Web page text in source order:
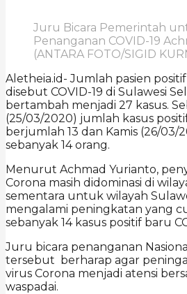
Juru Bicara Pemerintah
Penanganan COVID-19
(ANTARA FOTO/SIGID
Aletheia.id- Jumlah pasien
disebut COVID-19 di Sulawesi
bertambah menjadi 27 kasus.
(25/03/2020) jumlah kasus
berjumlah 13 dan Kamis (26/03/
sebanyak 14 orang.
Menurut Achmad Yurianto,
Corona masih didominasi di
sementara untuk wilayah
mengalami peningkatan yang
sebanyak 14 kasus positif baru
Juru bicara penanganan
tersebut berharap agar
virus Corona menjadi atensi
waspadai.